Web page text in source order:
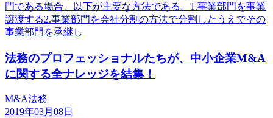
門である場合、以下が主要な方法である。1.事業部門を事業
譲渡する2.事業部門を会社分割の方法で分割したうえでその
事業部門を承継し
法務のプロフェッショナルたちが、中小企業M&A
に関する全ナレッジを結集！
M&A法務
2019年03月08日